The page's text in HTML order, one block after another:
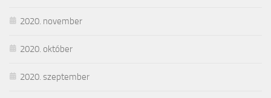
2020. november
2020. október
2020. szeptember